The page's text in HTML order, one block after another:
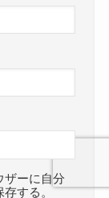
ザーに自分
する。